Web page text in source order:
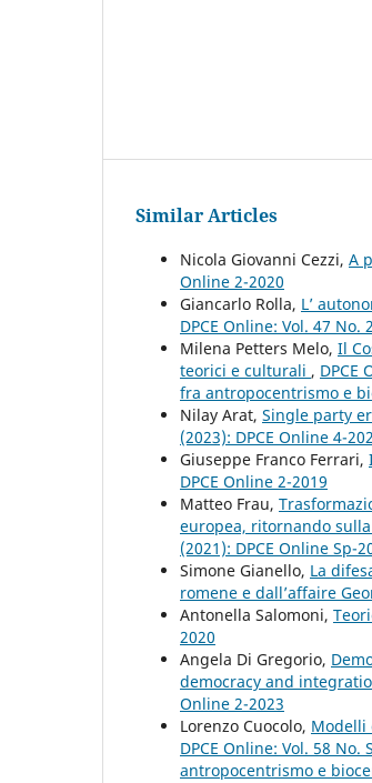
Similar Articles
Nicola Giovanni Cezzi, A
Online 2-2020
Giancarlo Rolla, L’
DPCE Online: Vol. 47 No.
Milena Petters Melo, Il
teorici e culturali , DPCE
fra antropocentrismo e
Nilay Arat, Single party
(2023): DPCE Online 4-
Giuseppe Franco Ferrari,
DPCE Online 2-2019
Matteo Frau,
europea, ritornando
(2021): DPCE Online Sp-
Simone Gianello, La
romene e dall’affaire
Antonella Salomoni,
2020
Angela Di Gregorio,
democracy and
Online 2-2023
Lorenzo Cuocolo, Modelli
DPCE Online: Vol. 58
antropocentrismo e